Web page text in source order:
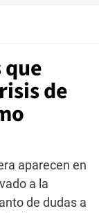
de
aparecen en
a la
de dudas a